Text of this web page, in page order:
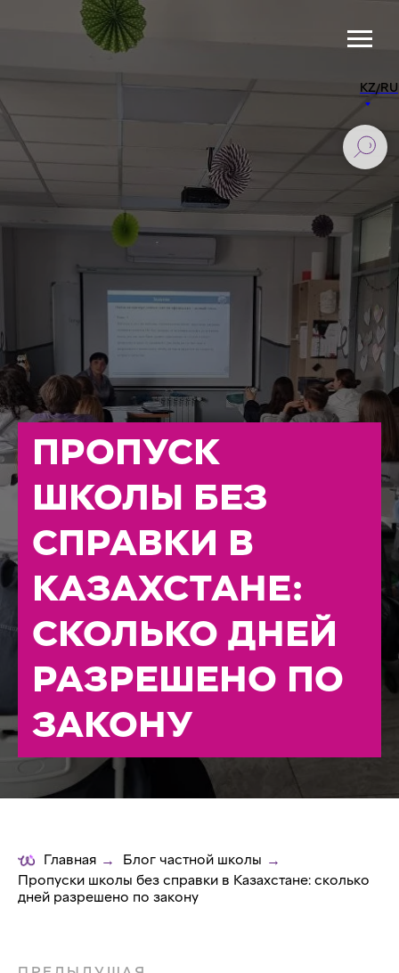
KZ/RU
ПРОПУСК
ШКОЛЫ БЕЗ
СПРАВКИ В
КАЗАХСТАНЕ:
СКОЛЬКО ДНЕЙ
РАЗРЕШЕНО ПО
ЗАКОНУ
Главная → Блог частной школы →
Пропуски школы без справки в Казахстане: сколько
дней разрешено по закону